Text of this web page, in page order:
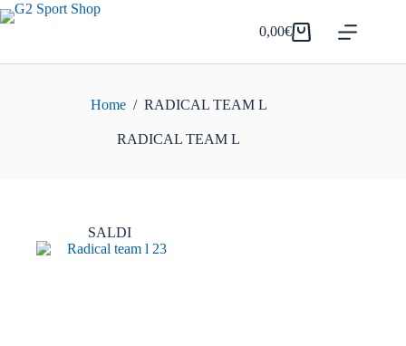
Salta
al
Carrello
0,00€
Home / RADICAL TEAM L
RADICAL TEAM L
SALDI